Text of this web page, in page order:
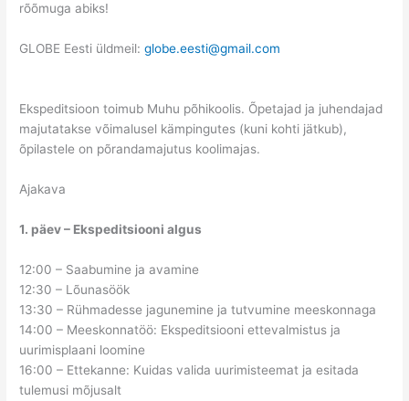
rõõmuga abiks!
GLOBE Eesti üldmeil:globe.eesti@gmail.com
Ekspeditsioon toimub Muhu põhikoolis. Õpetajad ja juhendajad
majutatakse võimalusel kämpingutes (kuni kohti jätkub),
õpilastele on põrandamajutus koolimajas.
Ajakava
1. päev – Ekspeditsiooni algus
12:00 – Saabumine ja avamine
12:30 – Lõunasöök
13:30 – Rühmadesse jagunemine ja tutvumine meeskonnaga
14:00 – Meeskonnatöö: Ekspeditsiooni ettevalmistus ja
uurimisplaani loomine
16:00 – Ettekanne: Kuidas valida uurimisteemat ja esitada
tulemusi mõjusalt